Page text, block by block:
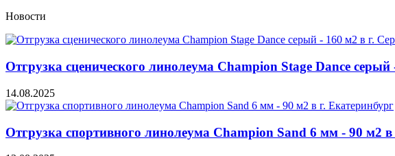
Новости
Отгрузка сценического линолеума Champion Stage Dance
14.08.2025
Отгрузка спортивного линолеума Champion Sand 6 мм - 90 м2 в